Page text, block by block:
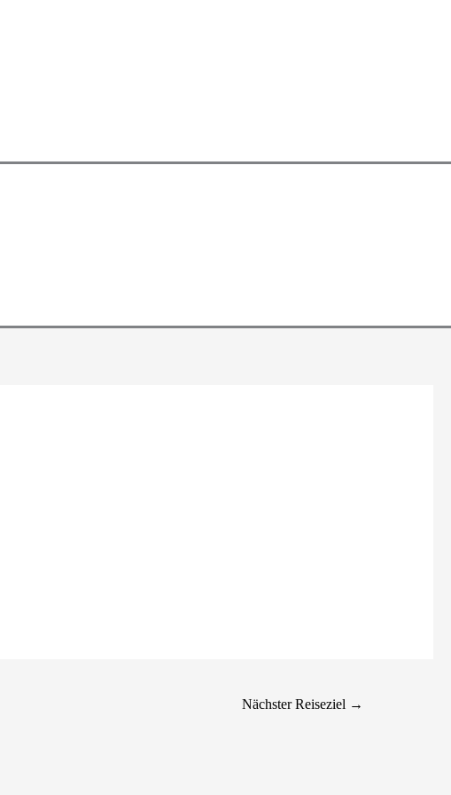
Nächster Reiseziel →